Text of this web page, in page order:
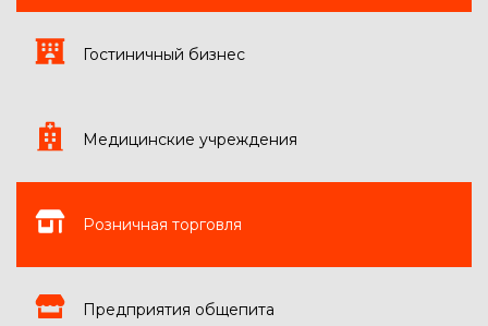
Гостиничный бизнес
Медицинские учреждения
Розничная торговля
Предприятия общепита